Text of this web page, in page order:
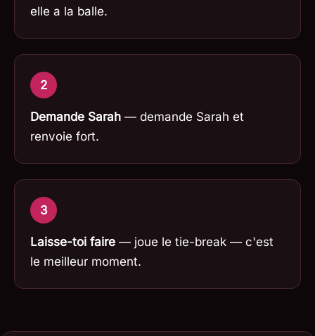
elle a la balle.
2
Demande Sarah — demande Sarah et
renvoie fort.
3
Laisse-toi faire — joue le tie-break — c'est
le meilleur moment.